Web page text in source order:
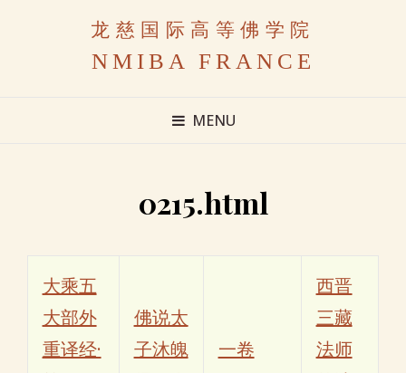
龙慈国际高等佛学院
NMIBA FRANCE
MENU
0215.html
大乘五
大部外
重译经·
佛说太
子沐魄
一卷
西晋
三藏
法师